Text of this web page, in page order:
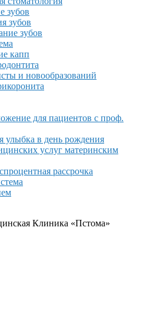
зубов
зубов
зубов
капп
и новообразований
для пациентов с проф.
улыбка в день рождения
услуг материнским
рассрочка
Клиника «Пстома»